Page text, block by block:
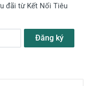
đãi từ Kết Nối Tiêu
Đăng ký